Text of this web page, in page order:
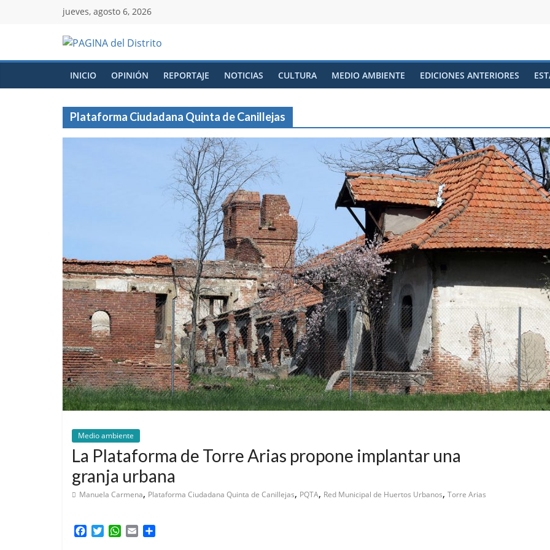
jueves, agosto 6, 2026
INICIO OPINIÓN REPORTAJE NOTICIAS CULTURA MEDIO AMBIENTE EDICIONES ANTERIORES
Plataforma Ciudadana Quinta de Canillejas
Medio ambiente
La Plataforma de Torre Arias propone implantar una
granja urbana
Manuela Carmena, Plataforma Ciudadana Quinta de Canillejas, PQTA, Red Municipal de Huertos Urbanos, Torre Arias
W